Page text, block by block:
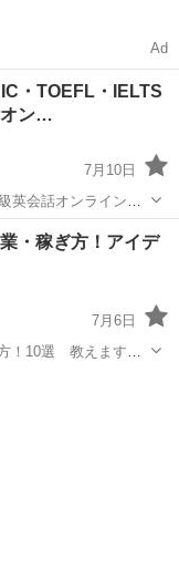
Ad
・TOEFL・IELTS
オン…
7月10日
英会話オンライン講
、
ップに直結する、 ...
・稼ぎ方！アイデ
7月6日
！10選 教えます！